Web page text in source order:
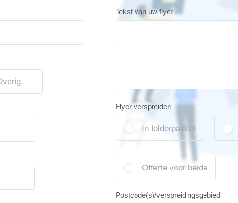
Tekst van uw flyer
Flyer verspreiden
In folderpakket
Offerte voor beide
Postcode(s)/verspreidingsgebied